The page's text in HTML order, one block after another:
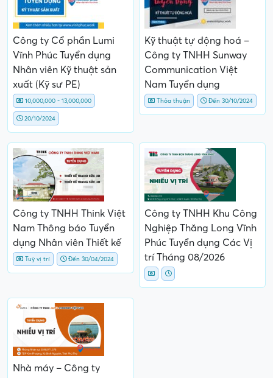
Công ty Cổ phần Lumi
Vĩnh Phúc Tuyển dụng
Nhân viên Kỹ thuật sản
xuất (Kỹ sư PE)
10,000,000 - 13,000,000
20/10/2024
Kỹ thuật tự động hoá –
Công ty TNHH Sunway
Communication Việt
Nam Tuyển dụng
Thỏa thuận Đến 30/10/2024
Công ty TNHH Think Việt
Nam Thông báo Tuyển
dụng Nhân viên Thiết kế
Tuỳ vị trí Đến 30/04/2024
Công ty TNHH Khu Công
Nghiệp Thăng Long Vĩnh
Phúc Tuyển dụng Các Vị
trí Tháng 08/2026
Nhà máy – Công ty